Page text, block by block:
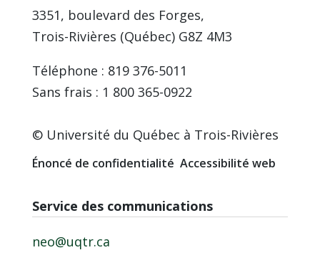
3351, boulevard des Forges,
Trois-Rivières (Québec) G8Z 4M3
Téléphone : 819 376-5011
Sans frais : 1 800 365-0922
© Université du Québec à Trois-Rivières
Énoncé de confidentialité Accessibilité web
Service des communications
neo@uqtr.ca